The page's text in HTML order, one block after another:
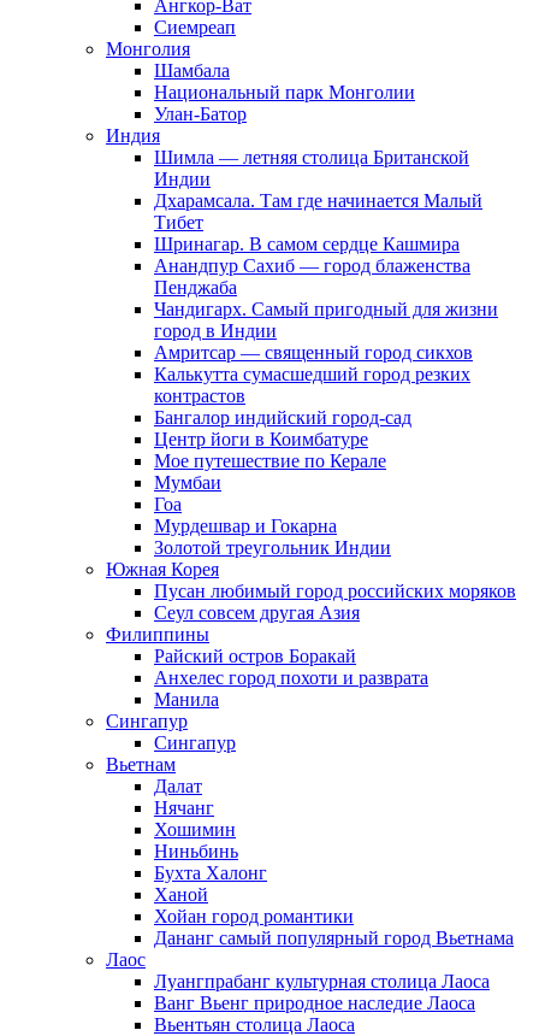
Ангкор-Ват
Сиемреап
Монголия
Шамбала
Национальный парк Монголии
Улан-Батор
Индия
Шимла — летняя столица Британской
Индии
Дхарамсала. Там где начинается Малый
Тибет
Шринагар. В самом сердце Кашмира
Анандпур Сахиб — город блаженства
Пенджаба
Чандигарх. Самый пригодный для жизни
город в Индии
Амритсар — священный город сикхов
Калькутта сумасшедший город резких
контрастов
Бангалор индийский город-сад
Центр йоги в Коимбатуре
Мое путешествие по Керале
Мумбаи
Гоа
Мурдешвар и Гокарна
Золотой треугольник Индии
Южная Корея
Пусан любимый город российских моряков
Сеул совсем другая Азия
Филиппины
Райский остров Боракай
Анхелес город похоти и разврата
Манила
Сингапур
Сингапур
Вьетнам
Далат
Нячанг
Хошимин
Ниньбинь
Бухта Халонг
Ханой
Хойан город романтики
Дананг самый популярный город Вьетнама
Лаос
Луангпрабанг культурная столица Лаоса
Ванг Вьенг природное наследие Лаоса
Вьентьян столица Лаоса